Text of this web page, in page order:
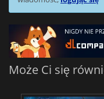
Może Ci się